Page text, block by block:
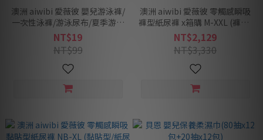
澳洲 aiwibi 愛薇彼 嬰兒游泳褲/
一次性泳褲/游泳尿布/夏季游泳
紙尿褲 -多款可選
NT$19
NT$99
澳洲 aiwibi 愛薇彼 零觸感瞬吸
褲型紙尿褲 x箱購 M-XXL (褲型/
紙尿褲/尿布/1箱共5包)
NT$2,129
NT$3,330